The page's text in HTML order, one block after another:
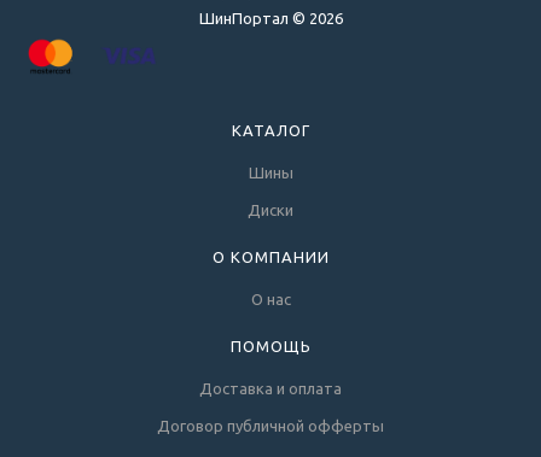
ШинПортал © 2026
КАТАЛОГ
Шины
Диски
О КОМПАНИИ
О нас
ПОМОЩЬ
Доставка и оплата
Договор публичной офферты